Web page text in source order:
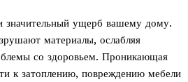
значительный ущерб вашему дому.
материалы, ослабляя
со здоровьем. Проникающая
к затоплению, повреждению мебели